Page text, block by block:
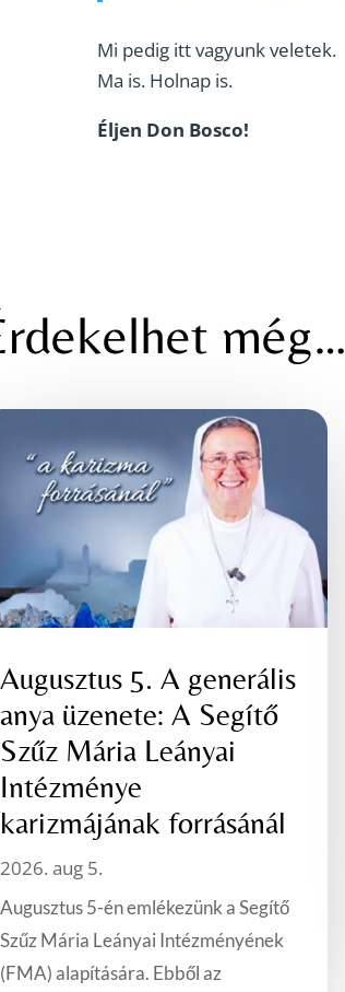
Mi pedig itt vagyunk veletek.
Ma is. Holnap is.
Éljen Don Bosco!
még…
Augusztus 5. A generális
anya üzenete: A Segítő
Szűz Mária Leányai
Intézménye
karizmájának forrásánál
2026. aug 5.
Augusztus 5-én emlékezünk a Segítő
Szűz Mária Leányai Intézményének
(FMA) alapítására. Ebből az